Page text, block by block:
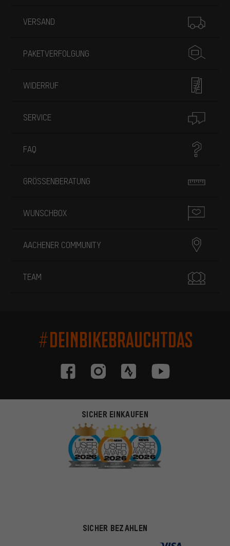
VERSAND
PAKETVERFOLGUNG
WIDERRUF
SERVICE
FAQ
GRÖSSENBERATUNG
WUNSCHBOX
AACHENER COMMUNITY
TEAM
#DEINBIKEBRAUCHTDAS
SICHER EINKAUFEN
SICHER BEZAHLEN